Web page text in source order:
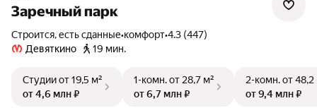
Заречный парк
Строится, есть сданные•комфорт•4.3 (447)
Девяткино
19 мин.
Студииот 19,5 м²
от 4,6 млн ₽
1-комн.от 28,7 м²
от 6,7 млн ₽
2-комн.от 48,2
от 9,4 млн ₽